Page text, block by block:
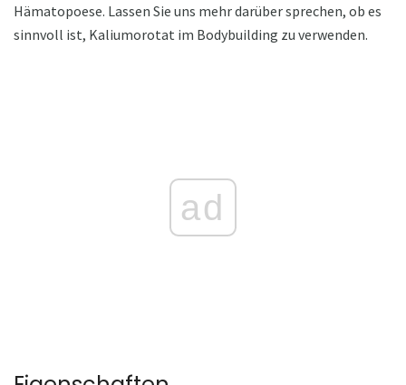
Hämatopoese. Lassen Sie uns mehr darüber sprechen, ob es
sinnvoll ist, Kaliumorotat im Bodybuilding zu verwenden.
ad